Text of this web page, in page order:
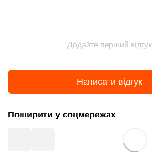
Додайте перший відгук
Написати відгук
Поширити у соцмережах